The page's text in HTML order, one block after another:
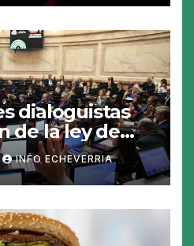
dialoguistas
de la ley de
en jaque su
el Senado
INFO ECHEVERRIA